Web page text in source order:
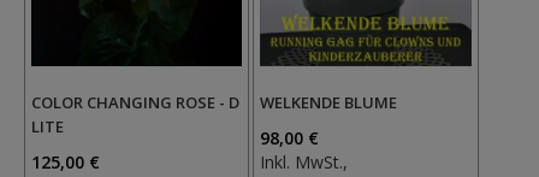
COLOR CHANGING ROSE - D
LITE
125,00 €
WELKENDE BLUME
98,00 €
Inkl. MwSt.,